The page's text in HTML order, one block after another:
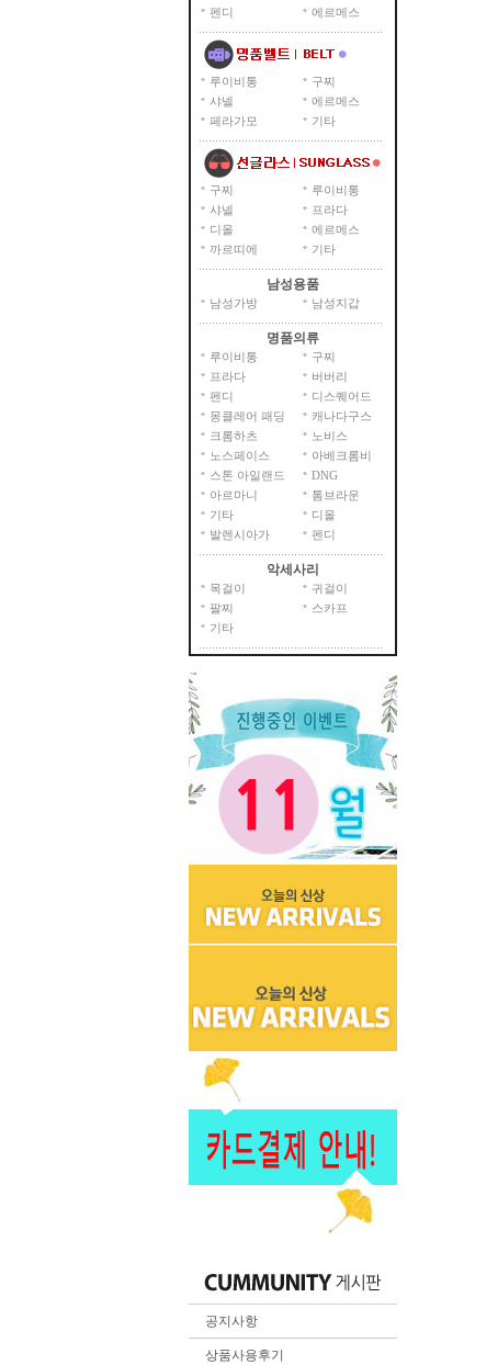
펜디
에르메스
루이비통
구찌
샤넬
에르메스
페라가모
기타
구찌
루이비통
샤넬
프라다
디올
에르메스
까르띠에
기타
남성용품
남성가방 남성지갑
명품의류
루이비통
구찌
프라다
버버리
펜디
디스퀘어드
몽클레어 패딩
캐나다구스
크롬하츠
노비스
노스페이스
아베크롬비
스톤 아일랜드
DNG
아르마니
톰브라운
기타
디올
발렌시아가
펜디
악세사리
목걸이
귀걸이
팔찌
스카프
기타
공지사항
상품사용후기